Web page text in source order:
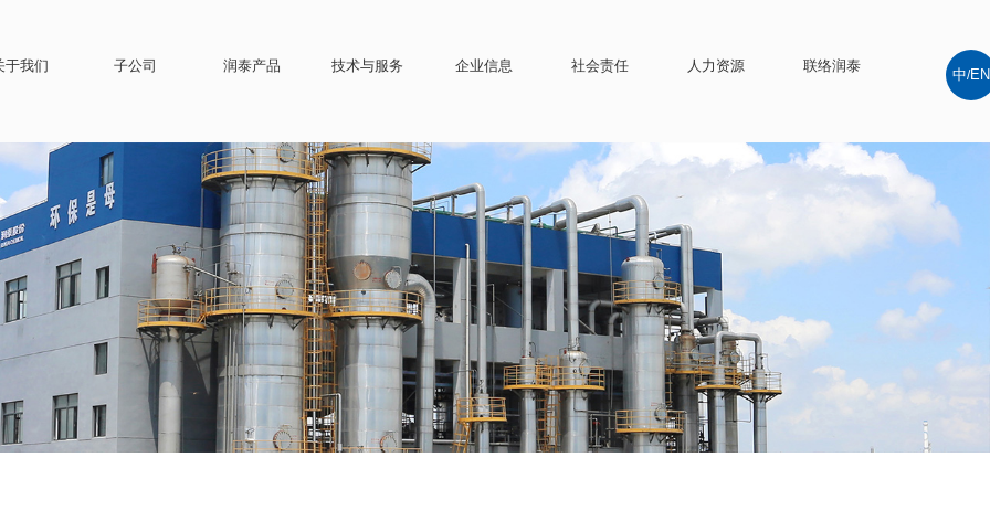
于我们 子公司 润泰产品 技术与服务 企业信息 社会责任 人力资源 联络润泰
中/EN